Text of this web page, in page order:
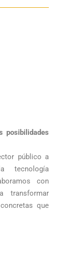
posibilidades
público a
tecnología
con
transformar
que